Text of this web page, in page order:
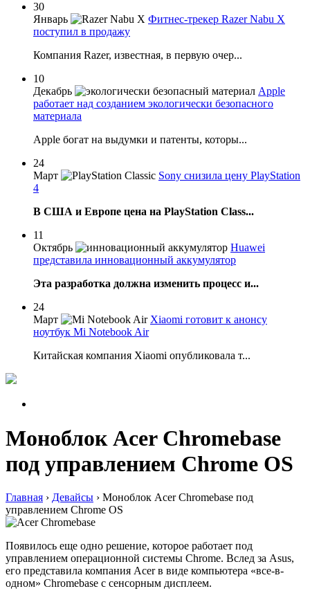
30
Январь
Фитнес-трекер Razer Nabu X
поступил в продажу
Компания Razer, известная, в первую очер...
10
Декабрь
Apple
работает над созданием экологически безопасного
материала
Apple богат на выдумки и патенты, которы...
24
Март
Sony снизила цену PlayStation
4
В США и Европе цена на PlayStation Class...
11
Октябрь
Huawei
представила инновационный аккумулятор
Эта разработка должна изменить процесс и...
24
Март
Xiaomi готовит к анонсу
ноутбук Mi Notebook Air
Китайская компания Xiaomi опубликовала т...
Моноблок Acer Chromebase
под управлением Chrome OS
Главная › Девайсы › Моноблок Acer Chromebase под
управлением Chrome OS
Появилось еще одно решение, которое работает под
управлением операционной системы Chrome. Вслед за Asus,
его представила компания Acer в виде компьютера «все-в-
одном» Chromebase с сенсорным дисплеем.